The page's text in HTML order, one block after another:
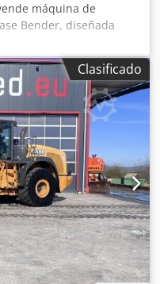
máquina de
Bender, diseñada
de las cubiertas de
proporciona a las
permite que se ajusten
La máquina está
permiten adaptarse
Su robusta estructura
precisión y una larga
Karl Tränklein Tipo:
a lomos Ancho de
la presión de los rodillos
Accionamiento
Aplicaciones:
de libros de tapa dura,
de artes gráficas,
y encuadernaciones.
Clasificado